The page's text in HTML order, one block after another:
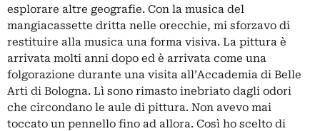
esplorare altre geografie. Con la musica del
mangiacassette dritta nelle orecchie, mi sforzavo di
restituire alla musica una forma visiva. La pittura è
arrivata molti anni dopo ed è arrivata come una
folgorazione durante una visita all’Accademia di Belle
Arti di Bologna. Lì sono rimasto inebriato dagli odori
che circondano le aule di pittura. Non avevo mai
toccato un pennello fino ad allora. Così ho scelto di